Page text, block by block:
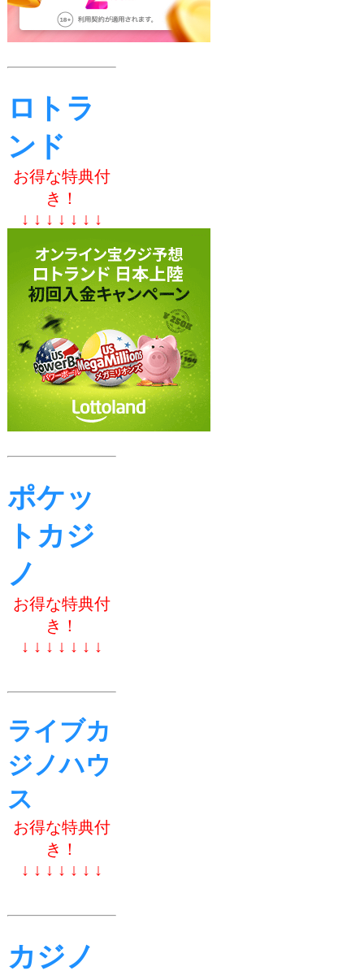
ロトラ
ンド
お得な特典付
き！
↓ ↓ ↓ ↓ ↓ ↓ ↓
ポケッ
トカジ
ノ
お得な特典付
き！
↓ ↓ ↓ ↓ ↓ ↓ ↓
ライブカ
ジノハウ
ス
お得な特典付
き！
↓ ↓ ↓ ↓ ↓ ↓ ↓
カジノ